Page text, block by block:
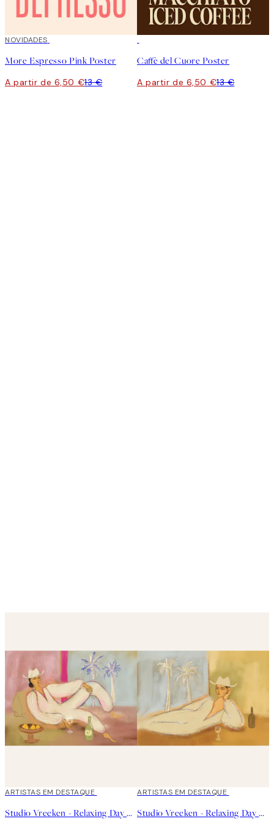
50%*
NOVIDADES
More Espresso Pink Poster
A partir de 6,50 €13 €
Caffè del Cuore Poster
A partir de 6,50 €13 €
40%*
ARTISTAS EM DESTAQUE
Studio Vreeken - Relaxing Day No2 Poster
40%*
ARTISTAS EM DESTAQUE
Studio Vreeken - Relaxing Day No1 Poster